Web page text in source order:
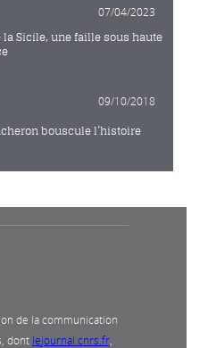
07/04/2023
la Sicile, une faille sous haute
09/10/2018
bouscule l’histoire
de la communication
dont lejournal.cnrs.fr